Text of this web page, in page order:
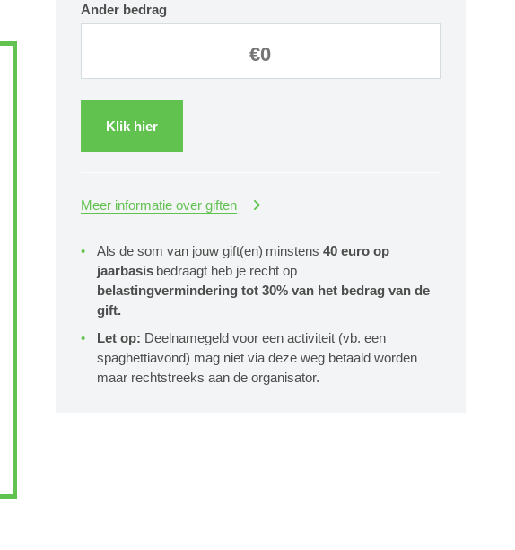
Ander bedrag
Klik hier
Meer informatie over giften
Als de som van jouw gift(en) minstens40 euro op
jaarbasis bedraagt heb je recht op
belastingvermindering tot 30% van het bedrag van de
gift.
Let op: Deelnamegeld voor een activiteit (vb. een
spaghettiavond) mag niet via deze weg betaald worden
maar rechtstreeks aan de organisator.